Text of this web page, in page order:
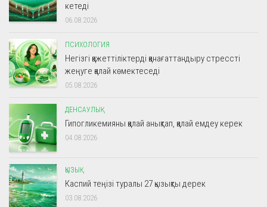
кетеді
06.08.2026
ПСИХОЛОГИЯ
Негізгі қажеттіліктерді қанағаттандыру стрессті
жеңуге қалай көмектеседі
05.08.2026
ДЕНСАУЛЫҚ
Гипогликемияны қалай анықтап, қалай емдеу керек
04.08.2026
ҚЫЗЫҚ
Каспий теңізі туралы 27 қызықты дерек
03.08.2026